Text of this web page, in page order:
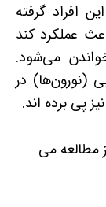
افراد گرفته
عملکرد کند
می‌شود.
(نورون‌ها) در
پی برده­ اند.
مطالعه می